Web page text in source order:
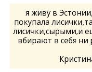
я живу в
покупала
лисички,сырыми,и
вбирают в себя